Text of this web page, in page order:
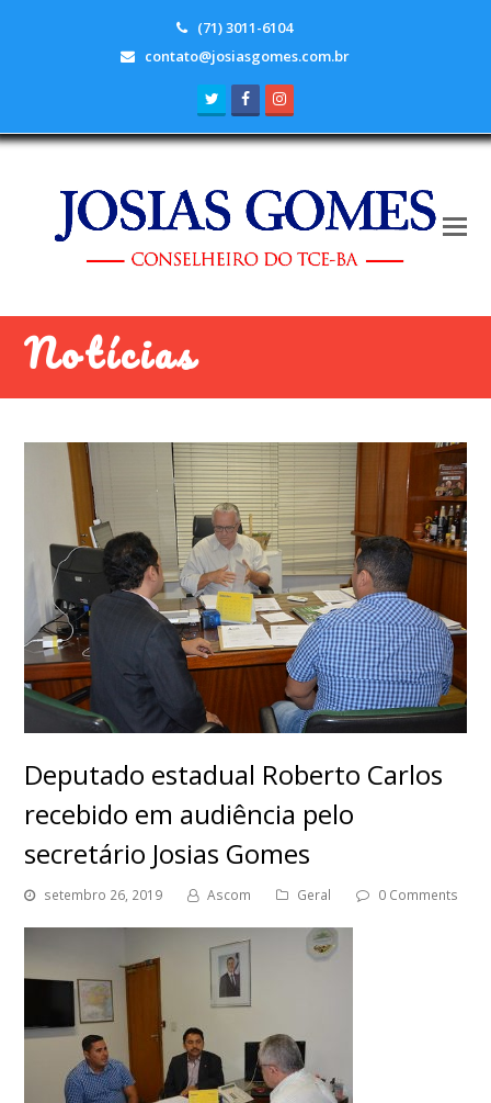
(71) 3011-6104
contato@josiasgomes.com.br
TwitterFacebook
Notícias
Deputado estadual Roberto Carlos
recebido em audiência pelo
secretário Josias Gomes
setembro 26, 2019 Ascom Geral 0 Comments